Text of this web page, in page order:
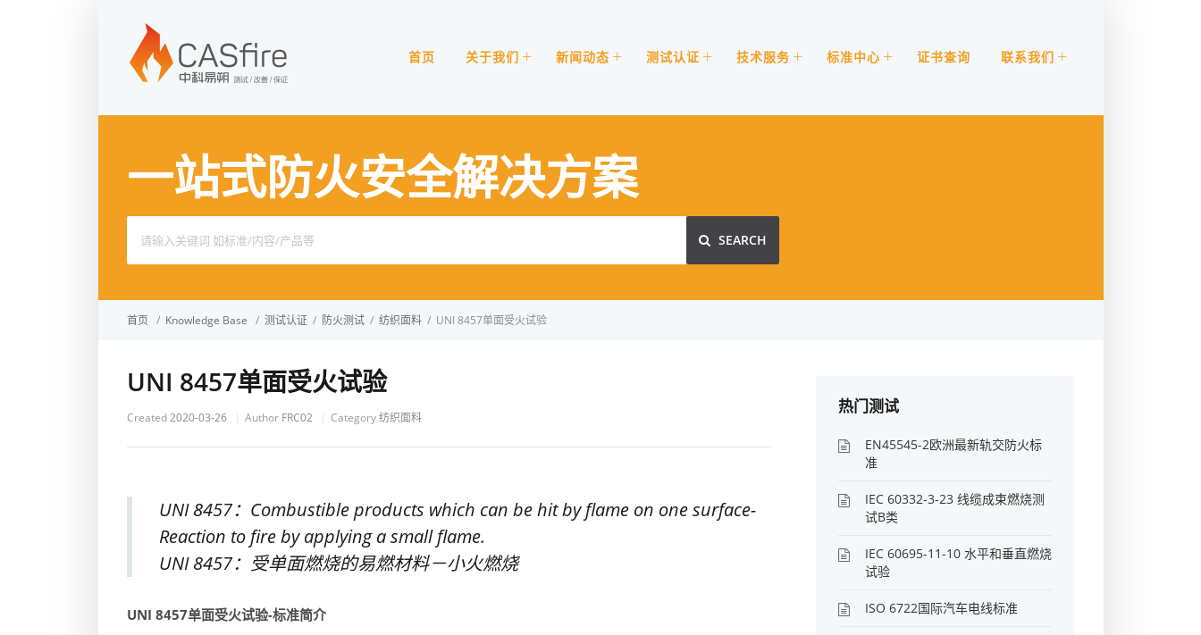
首页 关于我们 新闻动态 测试认证 技术服务 标准中心 证书查询 联系我们
一站式防火安全解决方案
for:
SEARCH
首页 / Knowledge Base / 测试认证 / 防火测试 / 纺织面料 / UNI 8457单面受火试验
UNI 8457单面受火试验
Created2020-03-26 Author FRC02 Category纺织面料
UNI 8457：Combustible products which can be hit by flame on one surface-
Reaction to fire by applying a small flame.
UNI 8457：受单面燃烧的易燃材料－小火燃烧
UNI 8457单面受火试验-标准简介
热门测试
EN45545-2欧洲最新轨交防火标
准
IEC 60332-3-23 线缆成束燃烧测
试B类
IEC 60695-11-10 水平和垂直燃烧
试验
ISO 6722国际汽车电线标准